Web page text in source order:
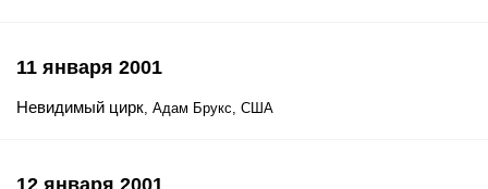
11 января 2001
Невидимый цирк, Адам Брукс, США
12 января 2001